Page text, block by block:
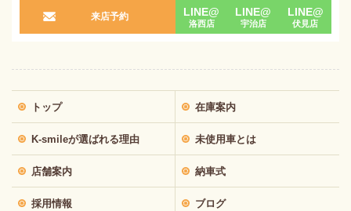
来店予約 LINE@
洛西店
LINE@
宇治店
LINE@
伏見店
トップ 在庫案内
K-smileが選ばれる理由 未使用車とは
店舗案内 納車式
採用情報 ブログ